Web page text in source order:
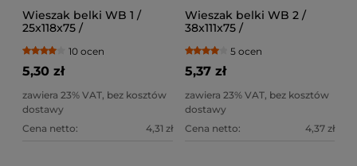
Wieszak belki WB 1 /
25x118x75 /
10 ocen
5,30 zł
zawiera 23% VAT, bez kosztów
dostawy
Cena netto:
4,31 zł
Wieszak belki WB 2 /
38x111x75 /
5 ocen
5,37 zł
zawiera 23% VAT, bez kosztów
dostawy
Cena netto:
4,37 zł